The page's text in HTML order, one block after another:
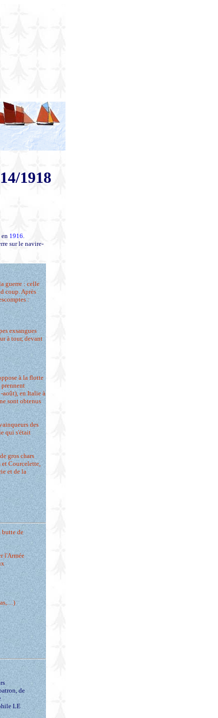
1918
1916
sur le navire-
guerre : celle
coup. Après
:
exsangues
à tour, devant
à la flotte
prennent
août), en Italie à
sont obtenus
des
qui s'était
gros chars
et Courcelette,
et de la
butte de
l'Armée
de
LE